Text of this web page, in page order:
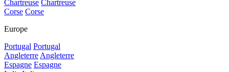
Chartreuse Chartreuse
Corse Corse
Europe
Portugal Portugal
AngleterreAngleterre
Espagne Espagne